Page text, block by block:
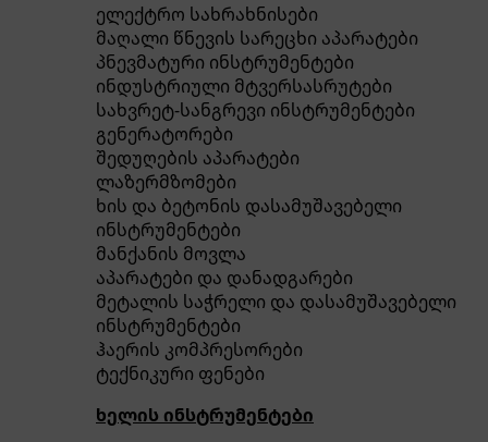
ელექტრო სახრახნისები
მაღალი წნევის სარეცხი აპარატები
პნევმატური ინსტრუმენტები
ინდუსტრიული მტვერსასრუტები
სახვრეტ-სანგრევი ინსტრუმენტები
გენერატორები
შედუღების აპარატები
ლაზერმზომები
ხის და ბეტონის დასამუშავებელი
ინსტრუმენტები
მანქანის მოვლა
აპარატები და დანადგარები
მეტალის საჭრელი და დასამუშავებელი
ინსტრუმენტები
ჰაერის კომპრესორები
ტექნიკური ფენები
ხელის ინსტრუმენტები